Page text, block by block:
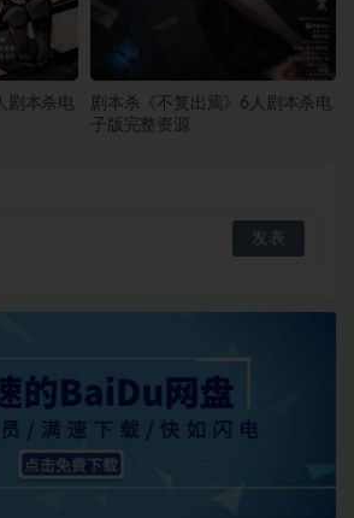
剧本杀电
剧本杀《不复出焉》6人剧本杀电
子版完整资源